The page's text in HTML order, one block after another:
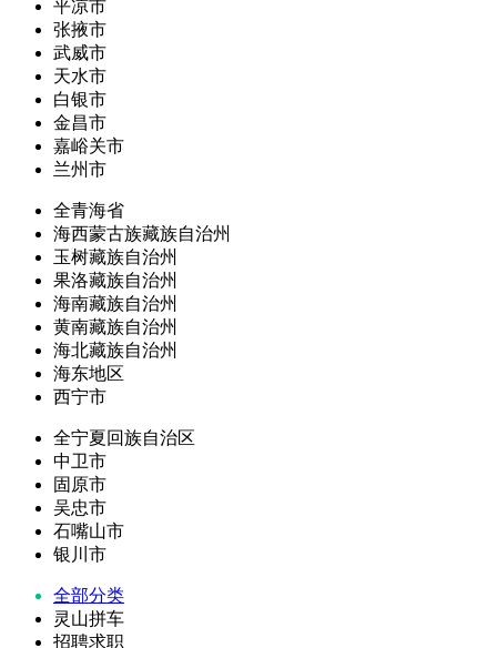
平凉市
张掖市
武威市
天水市
白银市
金昌市
嘉峪关市
兰州市
全青海省
海西蒙古族藏族自治州
玉树藏族自治州
果洛藏族自治州
海南藏族自治州
黄南藏族自治州
海北藏族自治州
海东地区
西宁市
全宁夏回族自治区
中卫市
固原市
吴忠市
石嘴山市
银川市
全部分类
灵山拼车
招聘求职